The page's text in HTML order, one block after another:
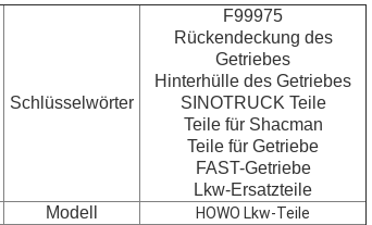
Schlüsselwörter
F99975
Rückendeckung des
Getriebes
Hinterhülle des Getriebes
SINOTRUCK Teile
Teile für Shacman
Teile für Getriebe
FAST-Getriebe
Lkw-Ersatzteile
Modell
HOWO Lkw-Teile